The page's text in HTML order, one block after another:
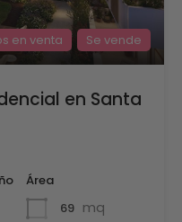
en venta Se vende
en Santa
Área
69 mq